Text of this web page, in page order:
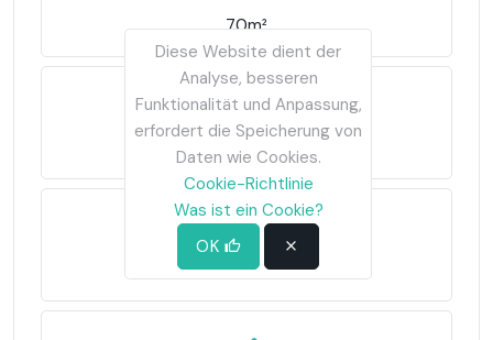
70m²
3.985€/m²
2
Diese Website dient der
Analyse, besseren
Funktionalität und Anpassung,
erfordert die Speicherung von
Daten wie Cookies.
Cookie-Richtlinie
Was ist ein Cookie?
OK